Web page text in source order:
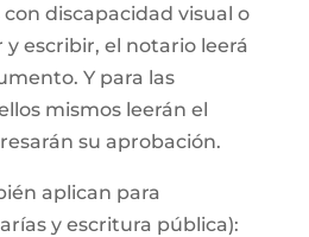
con discapacidad visual o
escribir, el notario leerá
Y para las
mismos leerán el
su aprobación.
aplican para
y escritura pública):